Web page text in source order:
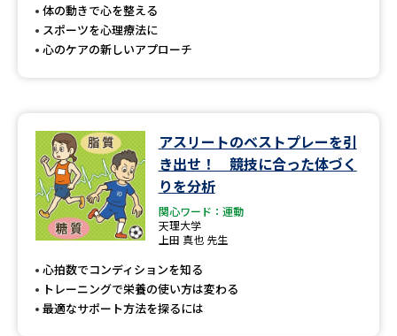
学問発見
学問のミニ講義「夢ナビ講義」 学問分野解説
学問の教科書 夢ナビライブ
ユーザーサポート
Ｑ＆Ａ よくあるご質問 大学進学IDについて
体の動きで心を整える
スポーツを心理療法に
心のケアの新しいアプローチ
アスリートのベストプレーを引
き出せ！ 競技に合った体づく
りを分析
関心ワード：運動
天理大学
上田 真也 先生
心拍数でコンディションを知る
トレーニングで栄養の使い方は変わる
最適なサポート方法を探るには